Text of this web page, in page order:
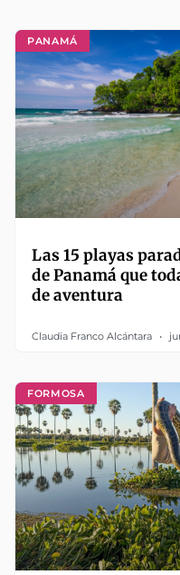
PANAMÁ
Las 15 playas
de Panamá que
de aventura
Claudia Franco Alcántara
FORMOSA